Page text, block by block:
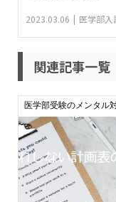
2023.03.06 医学部入
関連記事一覧
医学部受験のメンタル